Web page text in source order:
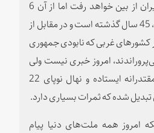
دیگر جمهوری اسلامی ایران از بین خواهد رفت اما از آن 6
ماه‌هایی که آنها می‌گفتند، 45 سال گذشته است و در مقابل از
کشورهای غربی که نابودی جمهوری
امروز خبری نیست ولی
جمهوری اسلامی ایران مقتدرانه ایستاده و نهال نوپای 22
امروز همه ملت‌های دنیا پیام